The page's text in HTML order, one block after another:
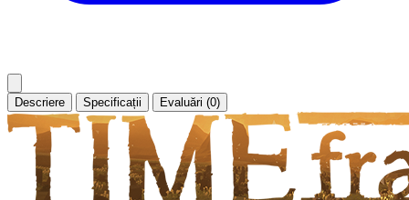
Descriere Specificații Evaluări (0)